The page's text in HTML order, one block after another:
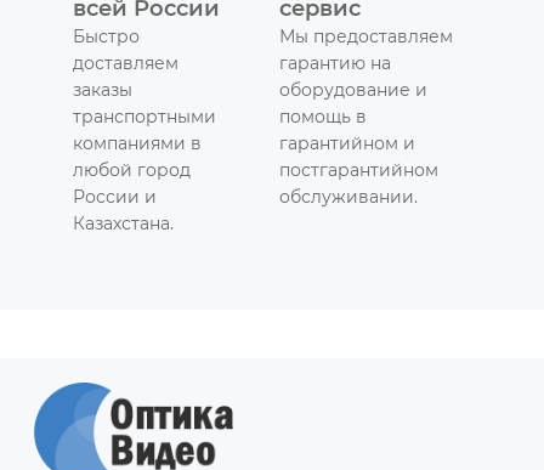
всей России
Быстро
доставляем
заказы
транспортными
компаниями в
любой город
России и
Казахстана.
сервис
Мы предоставляем
гарантию на
оборудование и
помощь в
гарантийном и
постгарантийном
обслуживании.